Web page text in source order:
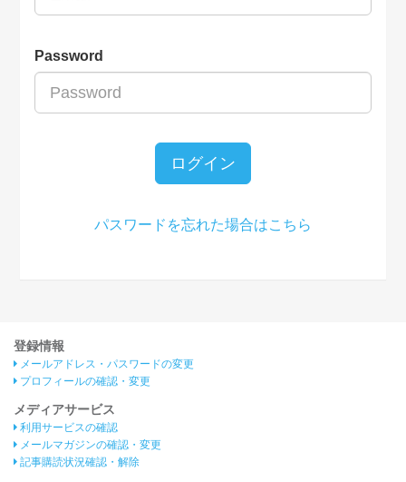
Password
ログイン
パスワードを忘れた場合はこちら
登録情報
メールアドレス・パスワードの変更
プロフィールの確認・変更
メディアサービス
利用サービスの確認
メールマガジンの確認・変更
記事購読状況確認・解除